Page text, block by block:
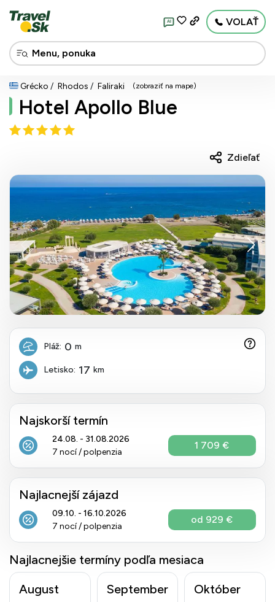
AI VOLAŤ
Grécko Rhodos Faliraki (zobraziť na mape)
Hotel Apollo Blue
Zdieľať
Pláž: 0 m
Letisko: 17 km
Najskorší termín
24.08. - 31.08.2026
7 nocí / polpenzia
1 709 €
Najlacnejší zájazd
09.10. - 16.10.2026
7 nocí / polpenzia
od 929 €
Najlacnejšie termíny podľa mesiaca
August
September Október